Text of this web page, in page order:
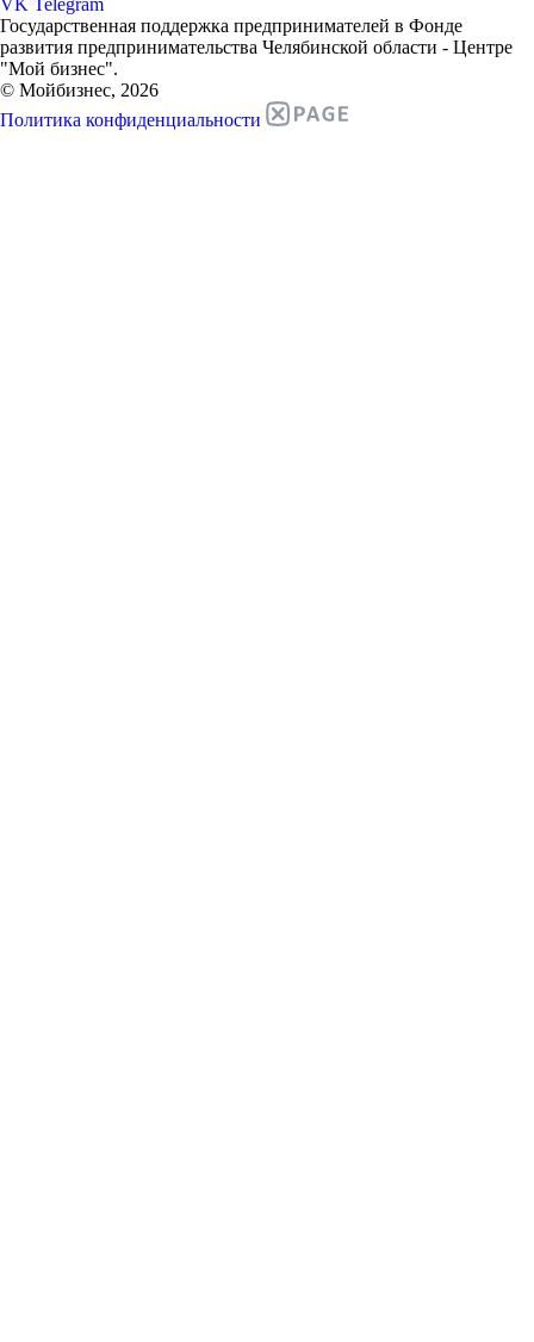
Государственная поддержка предпринимателей в Фонде
развития предпринимательства Челябинской области - Центре
"Мой бизнес".
© Мойбизнес, 2026
Политика конфиденциальности